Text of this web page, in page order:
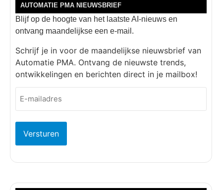
AUTOMATIE PMA NIEUWSBRIEF
Blijf op de hoogte van het laatste AI-nieuws en
ontvang maandelijkse een e-mail.
Schrijf je in voor de maandelijkse nieuwsbrief van
Automatie PMA. Ontvang de nieuwste trends,
ontwikkelingen en berichten direct in je mailbox!
E-
mailadres